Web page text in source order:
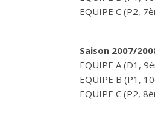
EQUIPE C (P2,
Saison 2007/
EQUIPE A (D1,
EQUIPE B (P1,
EQUIPE C (P2,